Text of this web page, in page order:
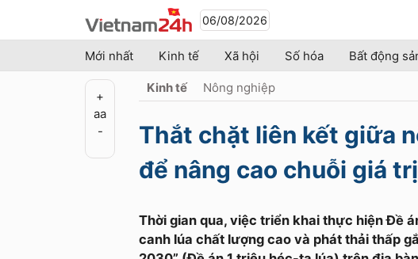
06/08/2026
Mới nhất Kinh tế Xã hội Số hóa Bất động
+
aa
-
Kinh tế Nông nghiệp
Thắt chặt liên kết giữa
để nâng cao chuỗi giá
​Thời gian qua, việc triển khai thực hiện Đề
canh lúa chất lượng cao và phát thải thấp